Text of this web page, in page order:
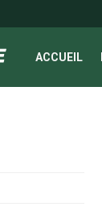
ACCUEIL